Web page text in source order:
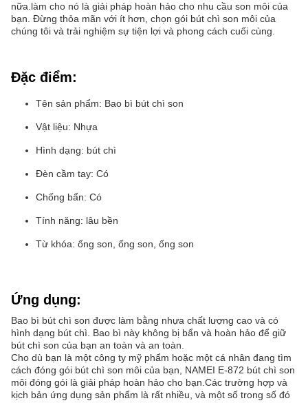
nữa.làm cho nó là giải pháp hoàn hảo cho nhu cầu son môi của
bạn. Đừng thỏa mãn với ít hơn, chọn gói bút chì son môi của
chúng tôi và trải nghiệm sự tiện lợi và phong cách cuối cùng.
Đặc điểm:
Tên sản phẩm: Bao bì bút chì son
Vật liệu: Nhựa
Hình dạng: bút chì
Đèn cầm tay: Có
Chống bẩn: Có
Tính năng: lâu bền
Từ khóa: ống son, ống son, ống son
Ứng dụng:
Bao bì bút chì son được làm bằng nhựa chất lượng cao và có
hình dạng bút chì. Bao bì này không bị bẩn và hoàn hảo để giữ
bút chì son của bạn an toàn và an toàn.
Cho dù bạn là một công ty mỹ phẩm hoặc một cá nhân đang tìm
cách đóng gói bút chì son môi của bạn, NAMEI E-872 bút chì son
môi đóng gói là giải pháp hoàn hảo cho bạn.Các trường hợp và
kịch bản ứng dụng sản phẩm là rất nhiều, và một số trong số đó